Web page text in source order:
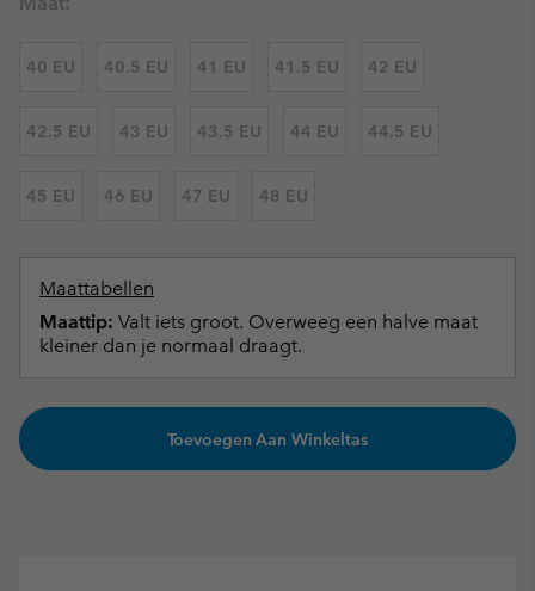
40 EU 40.5 EU 41 EU 41.5 EU 42 EU
42.5 EU 43 EU 43.5 EU 44 EU 44.5 EU
45 EU 46 EU 47 EU 48 EU
Maattabellen
Maattip: Valt iets groot. Overweeg een halve maat
kleiner dan je normaal draagt.
Toevoegen Aan Winkeltas